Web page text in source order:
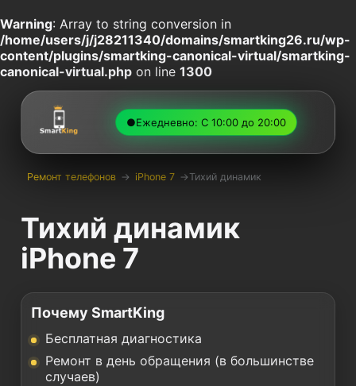
Warning: Array to string conversion in
/home/users/j/j28211340/domains/smartking26.ru/wp-
content/plugins/smartking-canonical-virtual/smartking-
canonical-virtual.php on line 1300
●Ежедневно: С 10:00 до 20:00
Ремонт телефонов → iPhone 7 →Тихий динамик
Тихий динамик
iPhone 7
Почему SmartKing
Бесплатная диагностика
Ремонт в день обращения (в большинстве
случаев)